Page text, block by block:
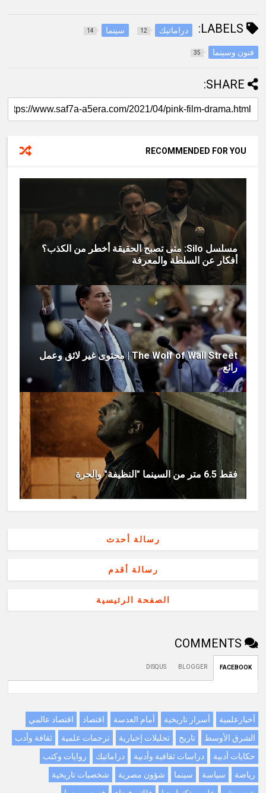
دراماتيك 12 سينما 14
فنون وسينما 35
SHARE:
RECOMMENDED FOR YOU
مسلسل Silo: متى تصبح الحقيقة أخطر من الكذب؟
أفكار عن السلطة والمعرفة
The Wolf of Wall Street | محتوى غير لائق وعمل
رائع
فقط 6.5 متر من السينما "النظيفة" والحرة
رسالة أحدث
رسالة أقدم
الصفحة الرئيسية
COMMENTS
FACEBOOK
BLOGGER
DISQUS
أخبارعلمية أسرار تاريخية أمام العدسة اقتصاد
اقتصاد عالمي
الشرق الأوسط
تاريخ تحليلات إخبارية ترجمات علمية
ثقافة وأدب
حكايات أدبية
دراسات ثقافية وأدبية دراماتيك
روايات وكتب
رياضة
سياسة سينما شؤون مصرية
شخصيات تاريخية